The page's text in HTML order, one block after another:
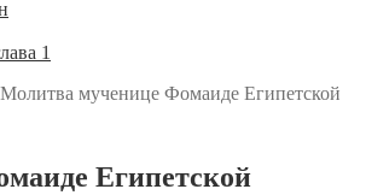
1
Молитва мученице Фомаиде Египетской
Египетской